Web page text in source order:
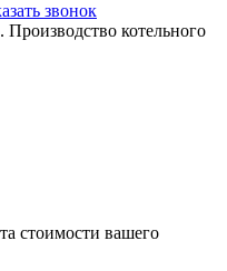
звонок
котельного
стоимости вашего